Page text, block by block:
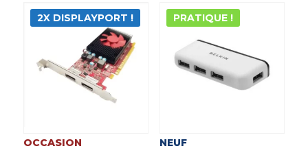
2X DISPLAYPORT !
OCCASION
PRATIQUE !
NEUF